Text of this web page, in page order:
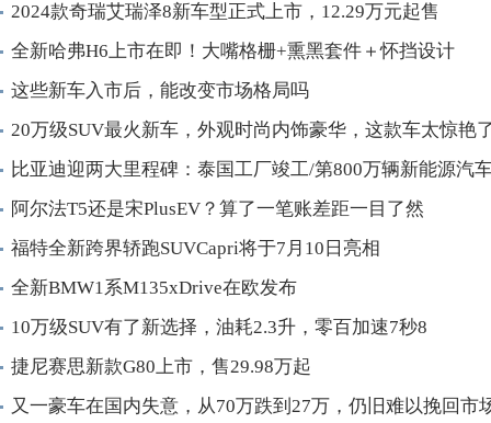
2024款奇瑞艾瑞泽8新车型正式上市，12.29万元起售
全新哈弗H6上市在即！大嘴格栅+熏黑套件＋怀挡设计
这些新车入市后，能改变市场格局吗
20万级SUV最火新车，外观时尚内饰豪华，这款车太惊艳
比亚迪迎两大里程碑：泰国工厂竣工/第800万辆新能源汽
阿尔法T5还是宋PlusEV？算了一笔账差距一目了然
福特全新跨界轿跑SUVCapri将于7月10日亮相
全新BMW1系M135xDrive在欧发布
10万级SUV有了新选择，油耗2.3升，零百加速7秒8
捷尼赛思新款G80上市，售29.98万起
又一豪车在国内失意，从70万跌到27万，仍旧难以挽回市